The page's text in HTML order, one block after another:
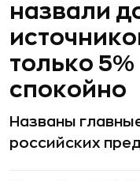
назвали
только
спокойно
Названы
российских